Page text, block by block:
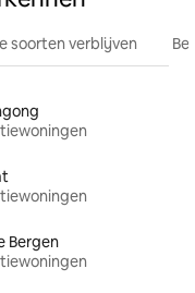
soorten verblijven
Bergen